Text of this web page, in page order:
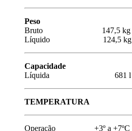
Peso
Bruto 147,5 kg
Líquido 124,5 kg
Capacidade
Líquida 681 l
TEMPERATURA
Operação +3º a +7ºC